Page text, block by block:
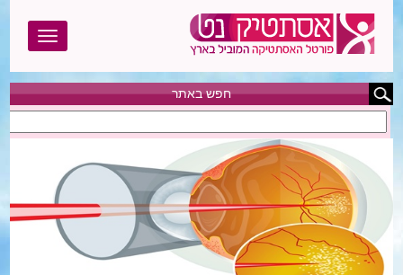
אסתטיק נט
בוטוקס
בודי טייט
הגדלת חזה
חפש באתר